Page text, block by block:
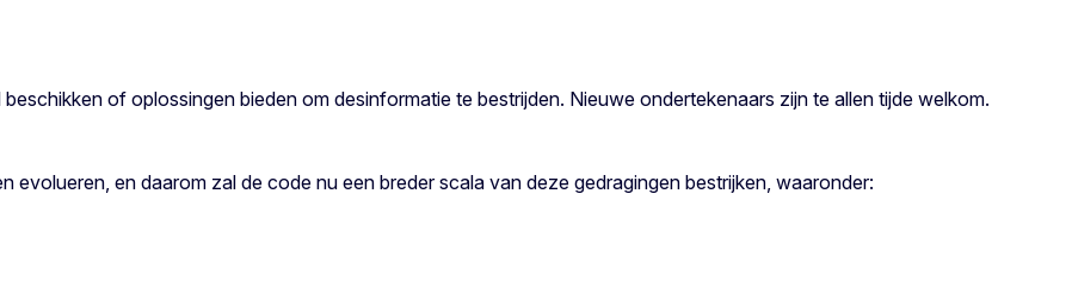
of oplossingen bieden om desinformatie te bestrijden. Nieuwe ondertekenaars zijn te allen tijde welkom.
evolueren, en daarom zal de code nu een breder scala van deze gedragingen bestrijken, waaronder: